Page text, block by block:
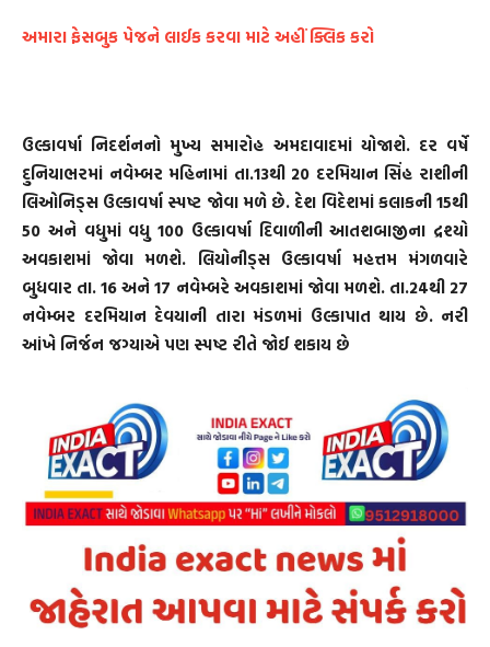
અમારા ફેસબુક પેજને લાઈક કરવા માટે અહીં ક્લિક કરો
ઉલ્કાવર્ષા નિદર્શનનો મુખ્ય સમારોહ અમદાવાદમાં યોજાશે. દર વર્ષે
દુનિયાભરમાં નવેમ્બર મહિનામાં તા.13થી 20 દરમિયાન સિંહ રાશીની
લિઓનિડ્સ ઉલ્કાવર્ષા સ્પષ્ટ જોવા મળે છે. દેશ વિદેશમાં કલાકની 15થી
50 અને વધુમાં વધુ 100 ઉલ્કાવર્ષા દિવાળીની આતશબાજીના દ્રશ્યો
અવકાશમાં જોવા મળશે. લિયોનીડ્સ ઉલ્કાવર્ષા મહત્તમ મંગળવારે
બુધવાર તા. 16 અને 17 નવેમ્બરે અવકાશમાં જોવા મળશે. તા.24થી 27
નવેમ્બર દરમિયાન દેવયાની તારા મંડળમાં ઉલ્કાપાત થાય છે. નરી
આંખે નિર્જન જગ્યાએ પણ સ્પષ્ટ રીતે જોઈ શકાય છે